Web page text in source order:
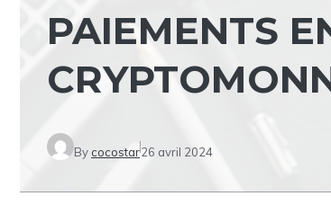
PAIEMENTS
By cocostar26 avril 2024